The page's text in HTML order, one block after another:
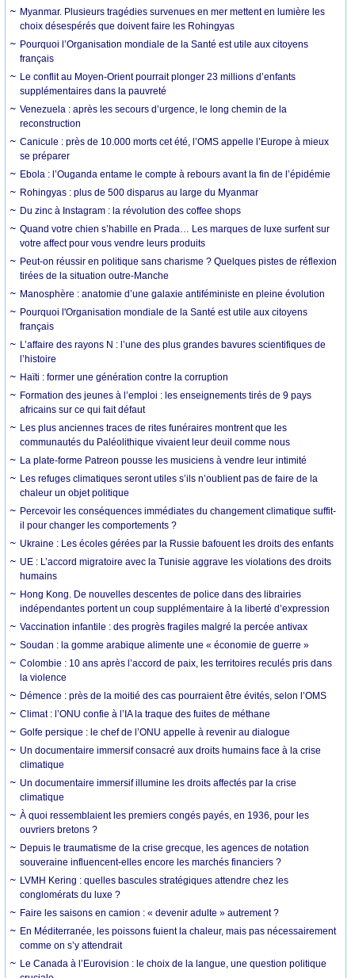
Myanmar. Plusieurs tragédies survenues en mer mettent en lumière les
choix désespérés que doivent faire les Rohingyas
Pourquoi l’Organisation mondiale de la Santé est utile aux citoyens
français
Le conflit au Moyen-Orient pourrait plonger 23 millions d’enfants
supplémentaires dans la pauvreté
Venezuela : après les secours d’urgence, le long chemin de la
reconstruction
Canicule : près de 10.000 morts cet été, l’OMS appelle l’Europe à mieux
se préparer
Ebola : l’Ouganda entame le compte à rebours avant la fin de l’épidémie
Rohingyas : plus de 500 disparus au large du Myanmar
Du zinc à Instagram : la révolution des coffee shops
Quand votre chien s’habille en Prada… Les marques de luxe surfent sur
votre affect pour vous vendre leurs produits
Peut-on réussir en politique sans charisme ? Quelques pistes de réflexion
tirées de la situation outre-Manche
Manosphère : anatomie d’une galaxie antiféministe en pleine évolution
Pourquoi l'Organisation mondiale de la Santé est utile aux citoyens
français
L’affaire des rayons N : l’une des plus grandes bavures scientifiques de
l’histoire
Haïti : former une génération contre la corruption
Formation des jeunes à l’emploi : les enseignements tirés de 9 pays
africains sur ce qui fait défaut
Les plus anciennes traces de rites funéraires montrent que les
communautés du Paléolithique vivaient leur deuil comme nous
La plate-forme Patreon pousse les musiciens à vendre leur intimité
Les refuges climatiques seront utiles s’ils n’oublient pas de faire de la
chaleur un objet politique
Percevoir les conséquences immédiates du changement climatique suffit-
il pour changer les comportements ?
Ukraine : Les écoles gérées par la Russie bafouent les droits des enfants
UE : L’accord migratoire avec la Tunisie aggrave les violations des droits
humains
Hong Kong. De nouvelles descentes de police dans des librairies
indépendantes portent un coup supplémentaire à la liberté d’expression
Vaccination infantile : des progrès fragiles malgré la percée antivax
Soudan : la gomme arabique alimente une « économie de guerre »
Colombie : 10 ans après l’accord de paix, les territoires reculés pris dans
la violence
Démence : près de la moitié des cas pourraient être évités, selon l’OMS
Climat : l’ONU confie à l’IA la traque des fuites de méthane
Golfe persique : le chef de l’ONU appelle à revenir au dialogue
Un documentaire immersif consacré aux droits humains face à la crise
climatique
Un documentaire immersif illumine les droits affectés par la crise
climatique
À quoi ressemblaient les premiers congés payés, en 1936, pour les
ouvriers bretons ?
Depuis le traumatisme de la crise grecque, les agences de notation
souveraine influencent-elles encore les marchés financiers ?
LVMH Kering : quelles bascules stratégiques attendre chez les
conglomérats du luxe ?
Faire les saisons en camion : « devenir adulte » autrement ?
En Méditerranée, les poissons fuient la chaleur, mais pas nécessairement
comme on s’y attendrait
Le Canada à l’Eurovision : le choix de la langue, une question politique